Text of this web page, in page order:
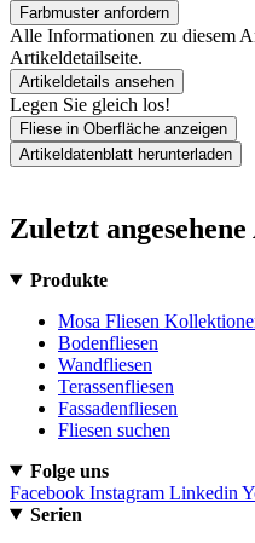
Farbmuster anfordern
Alle Informationen zu diesem
Artikeldetailseite.
Artikeldetails ansehen
Legen Sie gleich los!
Fliese in Oberfläche anzeigen
Artikeldatenblatt herunterladen
Zuletzt
Produkte
Mosa Fliesen
Bodenfliesen
Wandfliesen
Terassenfliesen
Fassadenfliesen
Fliesen suchen
Folge uns
Facebook Instagram Linkedin
Serien